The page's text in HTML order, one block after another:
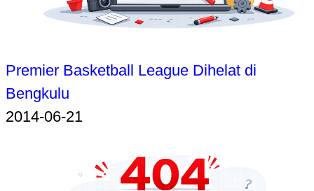
Premier Basketball League Dihelat di
Bengkulu
2014-06-21